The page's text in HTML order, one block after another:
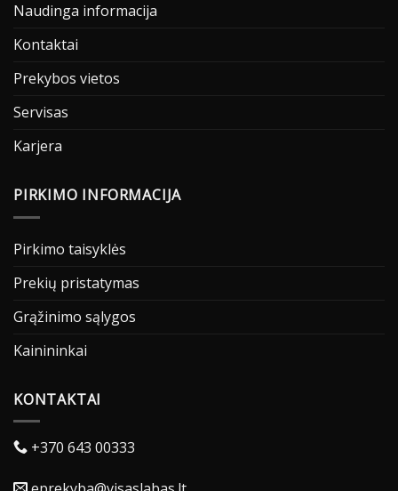
Naudinga informacija
Kontaktai
Prekybos vietos
Servisas
Karjera
PIRKIMO INFORMACIJA
Pirkimo taisyklės
Prekių pristatymas
Grąžinimo sąlygos
Kainininkai
KONTAKTAI
+370 643 00333